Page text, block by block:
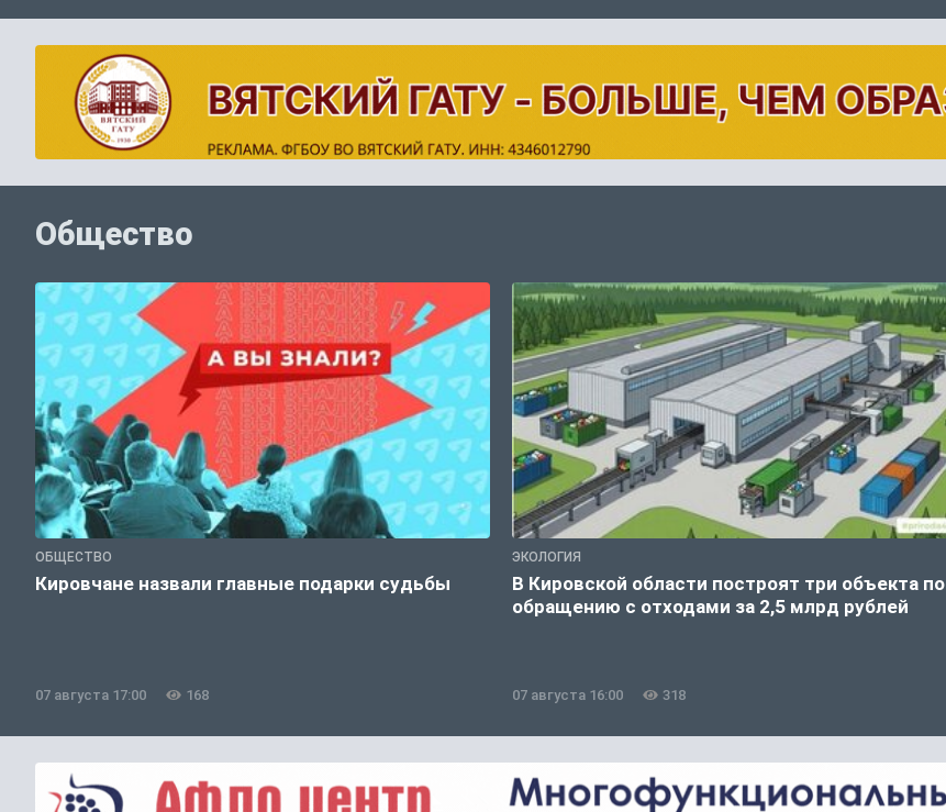
Общество
ОБЩЕСТВО
Кировчане назвали главные подарки судьбы
07 августа 17:00 168
ЭКОЛОГИЯ
В Кировской области построят три объекта по
обращению с отходами за 2,5 млрд рублей
07 августа 16:00 318